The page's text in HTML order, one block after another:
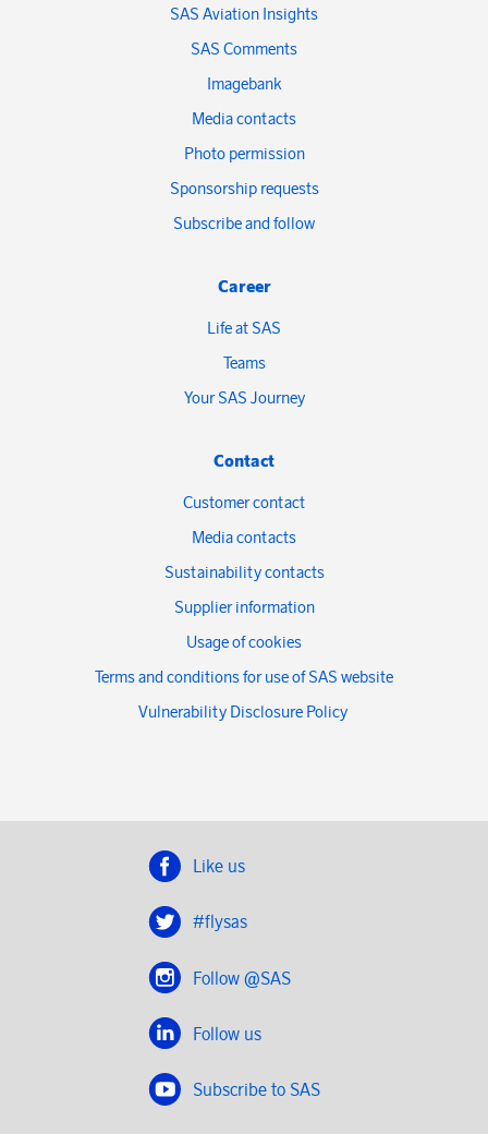
SAS Aviation Insights
SAS Comments
Imagebank
Media contacts
Photo permission
Sponsorship requests
Subscribe and follow
Career
Life at SAS
Teams
Your SAS Journey
Contact
Customer contact
Media contacts
Sustainability contacts
Supplier information
Usage of cookies
Terms and conditions for use of SAS website
Vulnerability Disclosure Policy
Like us
#flysas
Follow @SAS
Follow us
Subscribe to SAS